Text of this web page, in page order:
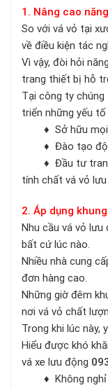
1. Nâng cao
So với vá vỏ tại
về điều kiện tác
Vì vậy, đòi hỏi
trang thiết bị hỗ
Tại công ty
triển những yếu tố
♦ Sở hữu mọi
♦ Đào tạo đội
♦ Đầu tư trang
tính chất vá vỏ
2. Áp dụng
Nhu cầu vá vỏ lưu
bất cứ lúc nào.
Nhiều nhà cung
đơn hàng cao.
Những giờ đêm
nơi vá vỏ chất
Trong khi lúc này,
Hiểu được khó
vá xe lưu động
♦ Không nghỉ